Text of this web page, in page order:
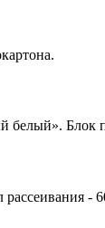
белый». Блок
-